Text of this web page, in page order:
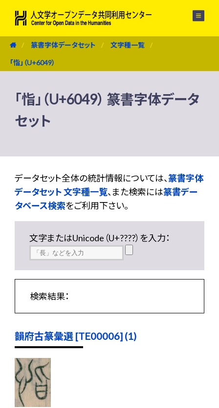
篆書字体データセット 文字種一覧
「恉」（U+6049）
「恉」（U+6049） 篆書字体データ
セット
データセット全体の統計情報については、篆書字体
データセット 文字種一覧、また検索には篆書デー
タベース検索をご利用下さい。
文字またはUnicode（U+????）を入力：
検索結果：
韻府古篆彙選 [TE00006] (1)